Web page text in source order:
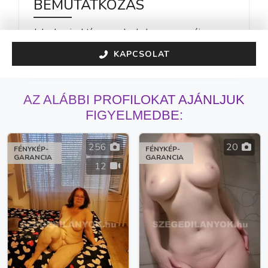
BEMUTATKOZÁS
Jelenleg inaktív vagyok, de hamarosan újra
KAPCSOLAT
AZ ALÁBBI PROFILOKAT AJÁNLJUK
FIGYELMEDBE:
FÉNYKÉP-
GARANCIA
256
12
FÉNYKÉP-
GARANCIA
20